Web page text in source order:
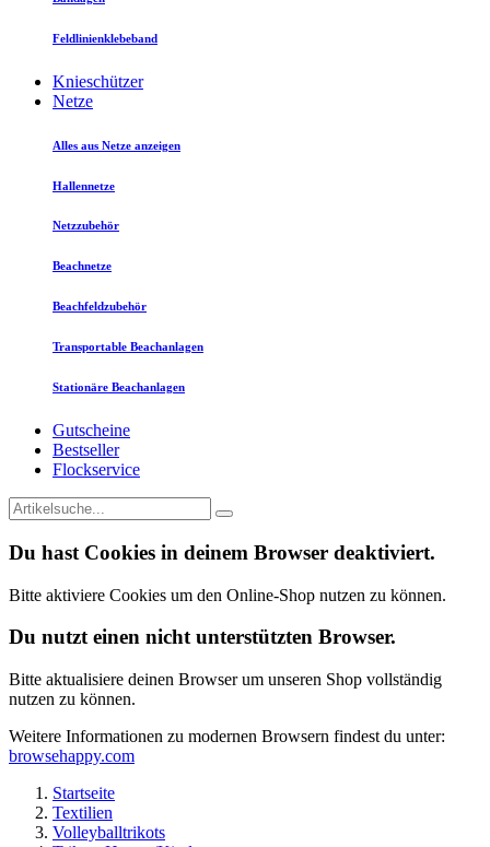
Feldlinienklebeband
Knieschützer
Netze
Alles aus Netze anzeigen
Hallennetze
Netzzubehör
Beachnetze
Beachfeldzubehör
Transportable Beachanlagen
Stationäre Beachanlagen
Gutscheine
Bestseller
Flockservice
Du hast Cookies in deinem Browser deaktiviert.
Bitte aktiviere Cookies um den Online-Shop nutzen zu können.
Du nutzt einen nicht unterstützten Browser.
Bitte aktualisiere deinen Browser um unseren Shop vollständig
nutzen zu können.
Weitere Informationen zu modernen Browsern findest du unter:
browsehappy.com
Startseite
Textilien
Volleyballtrikots